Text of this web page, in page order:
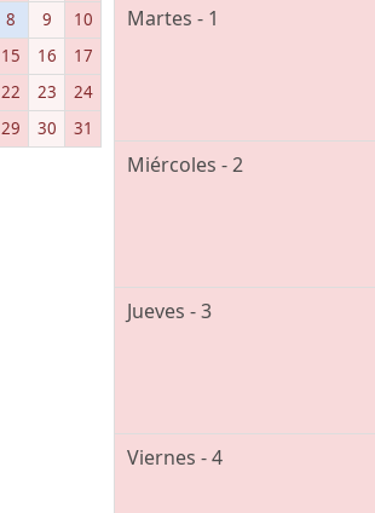
8 9
10
15 16
17
22 23
24
29 30 31
Martes - 1
Miércoles - 2
Jueves - 3
Viernes - 4